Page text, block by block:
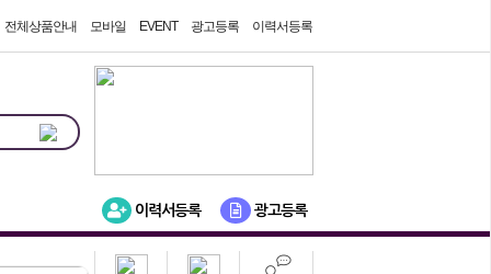
전체상품안내 모바일 EVENT 광고등록 이력서등록
이력서등록 광고등록